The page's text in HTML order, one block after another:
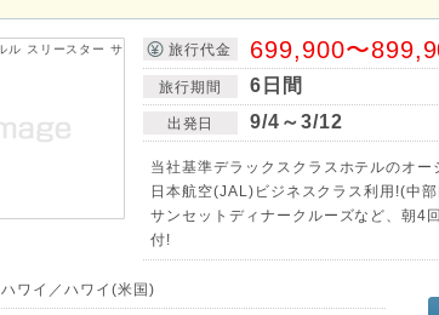
旅行代金 699,900〜
旅行期間 6日間
出発日 9/4～3/12
当社基準デラックスクラスホテルのオ
日本航空(JAL)ビジネスクラス利用!(中
サンセットディナークルーズなど、朝4
付!
ハワイ／ハワイ(米国)